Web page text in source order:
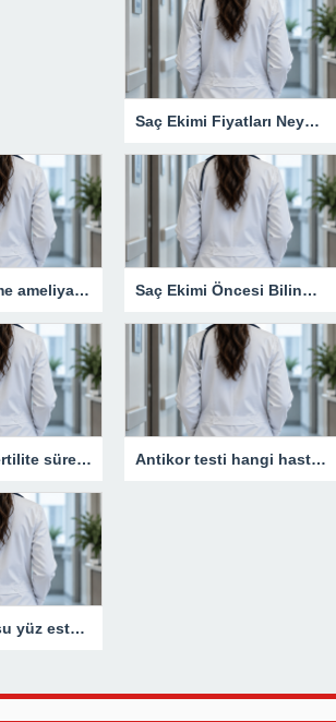
Saç Ekimi Fiyatları Neye Göre Değişir?
Meme büyütme ameliyatı kimler için uygun bir işlemdir? Saç Ekimi Öncesi Bilinmesi Gerekenler
HSG filmi infertilite sürecinde neden kritik bir rol oynar? Antikor testi hangi hastalıkların takibinde kullanılır?
Burun dolgusu yüz estetiğini nasıl etkiler?